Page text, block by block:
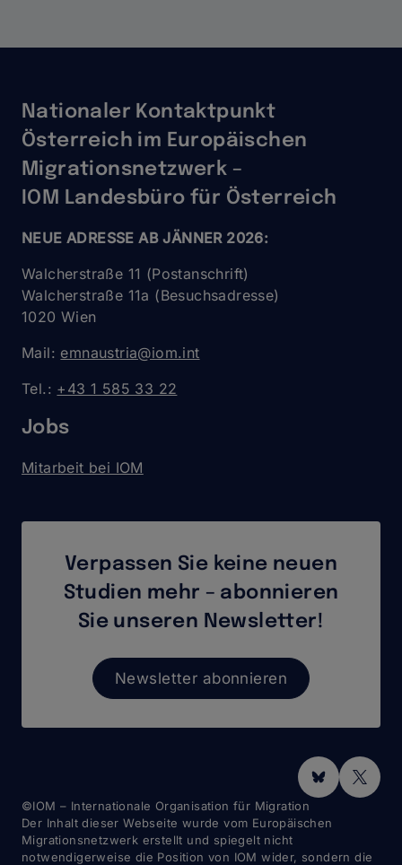
Nationaler Kontaktpunkt
Österreich im Europäischen
Migrationsnetzwerk –
IOM Landesbüro für Österreich
NEUE ADRESSE AB JÄNNER 2026:
Walcherstraße 11 (Postanschrift)
Walcherstraße 11a (Besuchsadresse)
1020 Wien
Mail: emnaustria@iom.int
Tel.: +43 1 585 33 22
Jobs
Mitarbeit bei IOM
Verpassen Sie keine neuen
Studien mehr – abonnieren
Sie unseren Newsletter!
Newsletter abonnieren
©IOM – Internationale Organisation für Migration
Der Inhalt dieser Webseite wurde vom Europäischen
Migrationsnetzwerk erstellt und spiegelt nicht
notwendigerweise die Position von IOM wider, sondern die